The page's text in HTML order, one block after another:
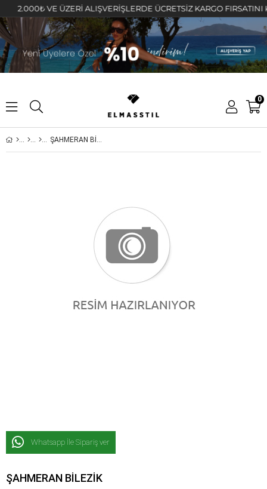
VE ÜZERİ ALIŞVERİŞLERDE ÜCRETSİZ KARGO FIRSATINI
0
ŞAHMERAN BİLEZİK
Whatsapp İle Sipariş ver
ŞAHMERAN BİLEZİK